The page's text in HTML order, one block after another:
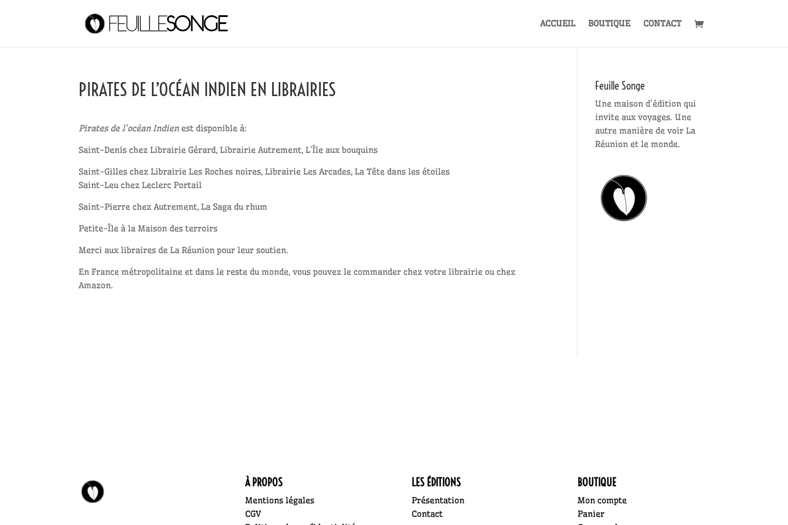
ACCUEIL BOUTIQUE CONTACT
PIRATES DE L’OCÉAN INDIEN EN LIBRAIRIES
Pirates de l’océan Indienest disponible à:
Saint-Denis chez Librairie Gérard, Librairie Autrement, L’Île aux bouquins
Saint-Gilles chez Librairie Les Roches noires, Librairie Les Arcades, La Tête dans les étoiles
Saint-Leu chez Leclerc Portail
Saint-Pierre chez Autrement, La Saga du rhum
Petite-Île à la Maison des terroirs
Merci aux libraires de La Réunion pour leur soutien.
En France métropolitaine et dans le reste du monde, vous pouvez le commander chez votre librairie ou chez
Amazon.
Feuille Songe
Une maison d’édition qui
invite aux voyages. Une
autre manière de voir La
Réunion et le monde.
À PROPOS
Mentions légales
CGV
LES ÉDITIONS
Présentation
Contact
BOUTIQUE
Mon compte
Panier